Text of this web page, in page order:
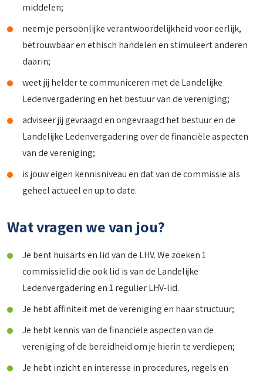
middelen;
neem je persoonlijke verantwoordelijkheid voor eerlijk,
betrouwbaar en ethisch handelen en stimuleert anderen
daarin;
weet jij helder te communiceren met de Landelijke
Ledenvergadering en het bestuur van de vereniging;
adviseer jij gevraagd en ongevraagd het bestuur en de
Landelijke Ledenvergadering over de financiële aspecten
van de vereniging;
is jouw eigen kennisniveau en dat van de commissie als
geheel actueel en up to date.
Wat vragen we van jou?
Je bent huisarts en lid van de LHV. We zoeken 1
commissielid die ook lid is van de Landelijke
Ledenvergadering en 1 regulier LHV-lid.
Je hebt affiniteit met de vereniging en haar structuur;
Je hebt kennis van de financiële aspecten van de
vereniging of de bereidheid om je hierin te verdiepen;
Je hebt inzicht en interesse in procedures, regels en